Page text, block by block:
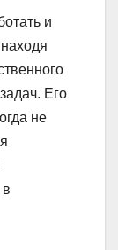
и
Его
не